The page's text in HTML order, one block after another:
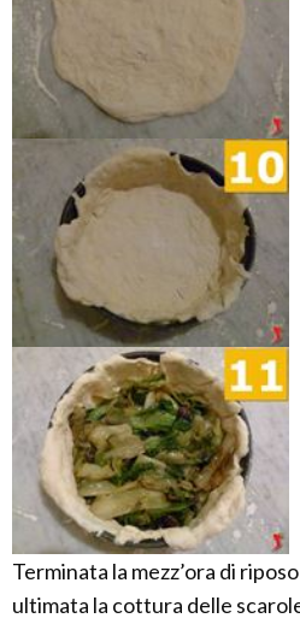
Terminata la mezz’ora di
ultimata la cottura delle